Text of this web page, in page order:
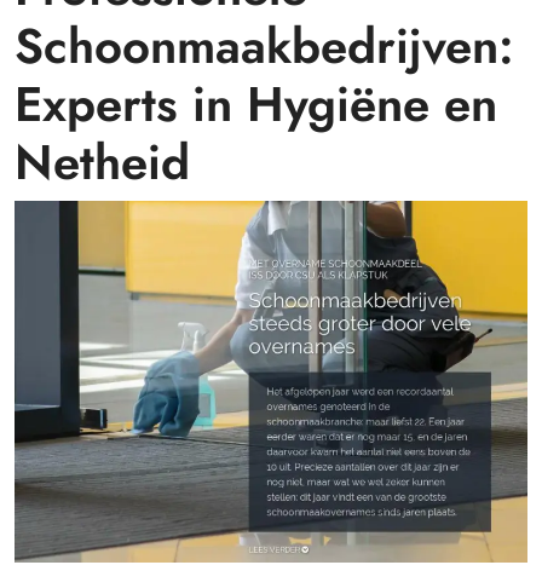
Schoonmaakbedrijven:
Experts in Hygiëne en
Netheid